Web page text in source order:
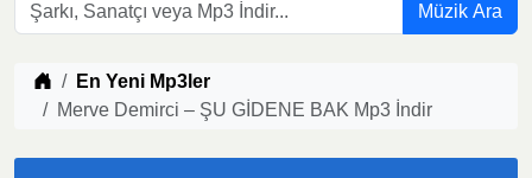
Müzik Ara
Müzik indir
En Yeni Mp3ler
Merve Demirci – ŞU GİDENE BAK Mp3 İndir